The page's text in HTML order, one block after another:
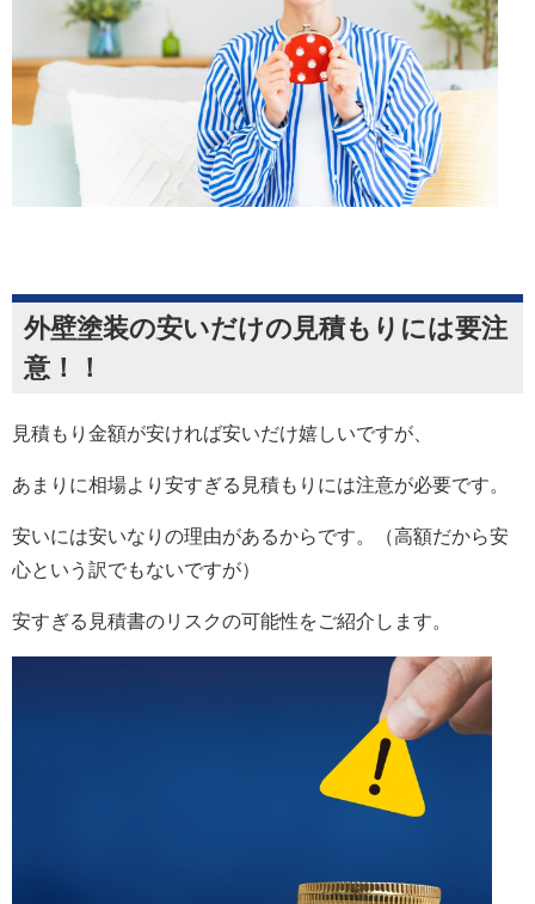
外壁塗装の安いだけの見積もりには要注
意！！
見積もり金額が安ければ安いだけ嬉しいですが、
あまりに相場より安すぎる見積もりには注意が必要です。
安いには安いなりの理由があるからです。（高額だから安
心という訳でもないですが）
安すぎる見積書のリスクの可能性をご紹介します。